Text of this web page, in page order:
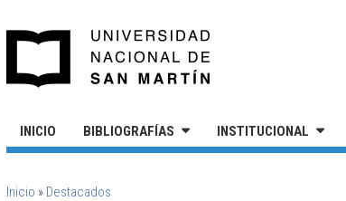
INICIO BIBLIOGRAFÍAS INSTITUCIONAL
SE ENCUENTRA USTED AQUÍ
Inicio » Destacados